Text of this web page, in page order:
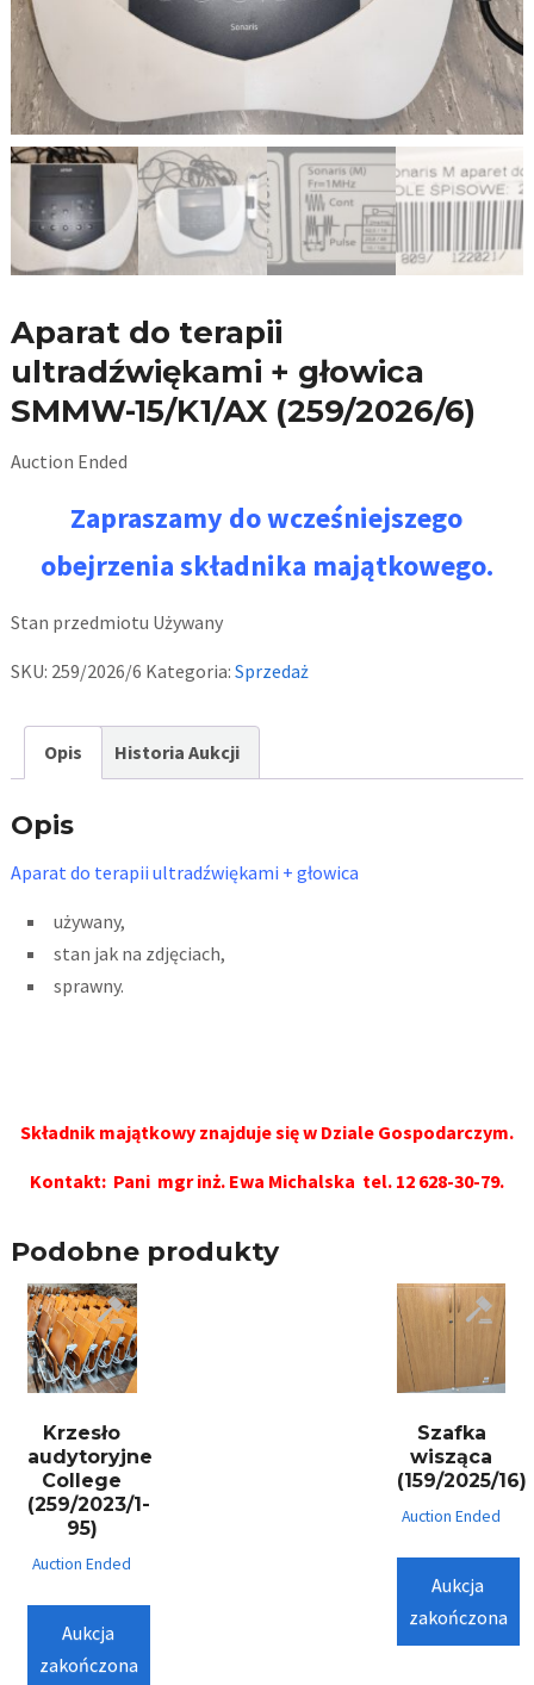
Aparat do terapii
ultradźwiękami + głowica
SMMW-15/K1/AX (259/2026/6)
Auction Ended
Zapraszamy do wcześniejszego
obejrzenia składnika majątkowego.
Stan przedmiotu Używany
SKU: 259/2026/6 Kategoria: Sprzedaż
Opis Historia Aukcji
Opis
Aparat do terapii ultradźwiękami + głowica
używany,
stan jak na zdjęciach,
sprawny.
Składnik majątkowy znajduje się w Dziale Gospodarczym.
Kontakt: Pani mgr inż. Ewa Michalska tel. 12 628-30-79.
Podobne produkty
Krzesło
audytoryjne
College
(259/2023/1-
95)
Auction Ended
Aukcja
zakończona
Szafka
wisząca
(159/2025/16)
Auction Ended
Aukcja
zakończona